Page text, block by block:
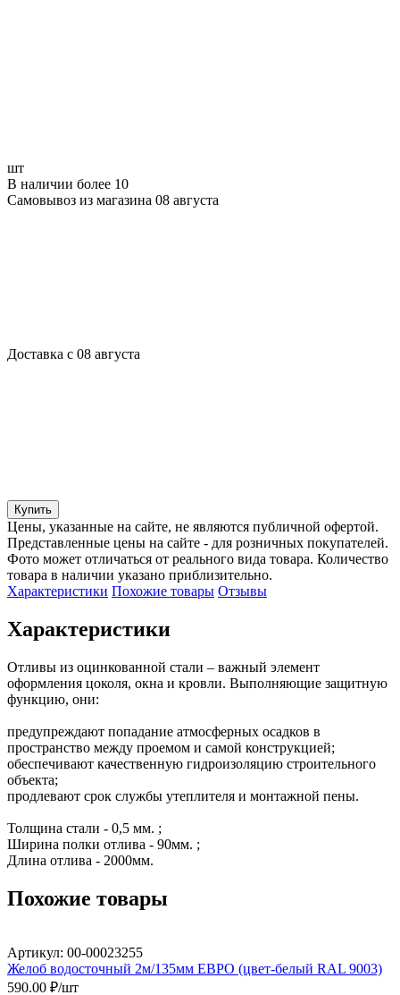
шт
В наличии более 10
Самовывоз из магазина 08 августа
Доставка с 08 августа
Купить
Цены, указанные на сайте, не являются публичной офертой.
Представленные цены на сайте - для розничных покупателей.
Фото может отличаться от реального вида товара. Количество
товара в наличии указано приблизительно.
Характеристики Похожие товары Отзывы
Характеристики
Отливы из оцинкованной стали – важный элемент
оформления цоколя, окна и кровли. Выполняющие защитную
функцию, они:
предупреждают попадание атмосферных осадков в
пространство между проемом и самой конструкцией;
обеспечивают качественную гидроизоляцию строительного
объекта;
продлевают срок службы утеплителя и монтажной пены.
Толщина стали - 0,5 мм. ;
Ширина полки отлива - 90мм. ;
Длина отлива - 2000мм.
Похожие товары
Артикул: 00-00023255
Желоб водосточный 2м/135мм ЕВРО (цвет-белый RAL 9003)
590.00 ₽/шт